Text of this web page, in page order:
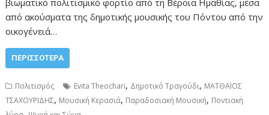
από ακούσματα της δημοτικής μουσικής του Πόντου από την
οικογένειά…
ΠΕΡΙΣΣΌΤΕΡΑ
Πολιτισμός Evita Theochari, Δημοτικό Τραγούδι, ΜΑΤΘΑΙΟΣ
ΤΣΑΧΟΥΡΙΔΗΣ, Μουσική Κερασιά, Παραδοσιακή Μουσική, Ποντιακή